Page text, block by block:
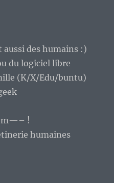
aussi des humains :)
du logiciel libre
(K/X/Edu/buntu)
m—– !
humaines